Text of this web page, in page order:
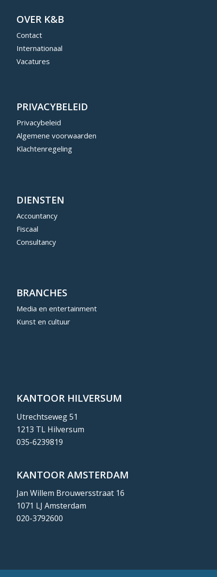
OVER K&B
Contact
Internationaal
Vacatures
PRIVACYBELEID
Privacybeleid
Algemene voorwaarden
Klachtenregeling
DIENSTEN
Accountancy
Fiscaal
Consultancy
BRANCHES
Media en entertainment
Kunst en cultuur
KANTOOR HILVERSUM
Utrechtseweg 51
1213 TL Hilversum
035-6239819
KANTOOR AMSTERDAM
Jan Willem Brouwersstraat 16
1071 LJ Amsterdam
020-3792600